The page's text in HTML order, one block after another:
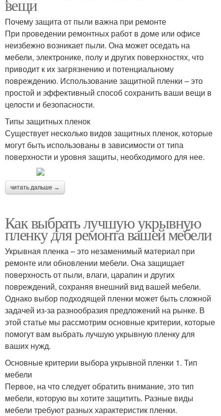
вещи
Почему защита от пыли важна при ремонте
При проведении ремонтных работ в доме или офисе
неизбежно возникает пыли. Она может оседать на
мебели, электронике, полу и других поверхностях, что
приводит к их загрязнению и потенциальному
повреждению. Использование защитной пленки – это
простой и эффективный способ сохранить ваши вещи в
целости и безопасности.
Типы защитных пленок
Существует несколько видов защитных пленок, которые
могут быть использованы в зависимости от типа
поверхности и уровня защиты, необходимого для нее.
читать дальше →
Как выбрать лучшую укрывную
пленку для ремонта вашей мебели
Укрывная пленка – это незаменимый материал при
ремонте или обновлении мебели. Она защищает
поверхность от пыли, влаги, царапин и других
повреждений, сохраняя внешний вид вашей мебели.
Однако выбор подходящей пленки может быть сложной
задачей из-за разнообразия предложений на рынке. В
этой статье мы рассмотрим основные критерии, которые
помогут вам выбрать лучшую укрывную пленку для
ваших нужд.
Основные критерии выбора укрывной пленки 1. Тип
мебели
Первое, на что следует обратить внимание, это тип
мебели, которую вы хотите защитить. Разные виды
мебели требуют разных характеристик пленки.